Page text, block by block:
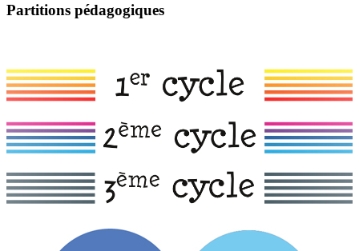
Partitions pédagogiques